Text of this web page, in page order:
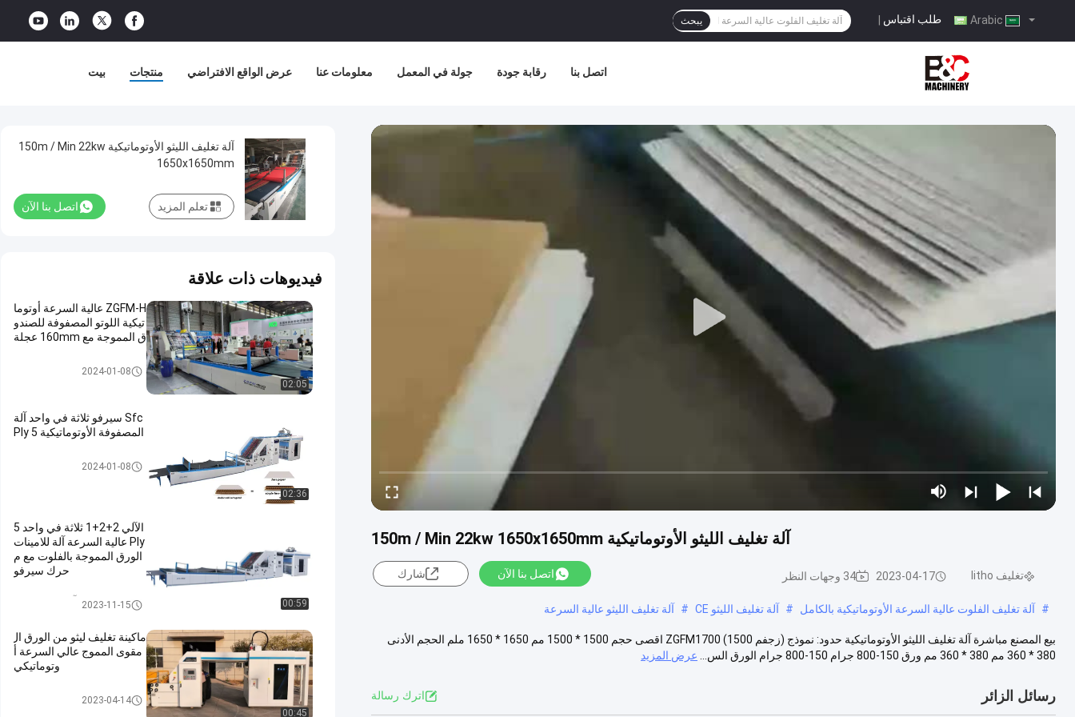
طلب اقتباس يبحث
بيت منتجات عرض الواقع الافتراضي معلومات عنا جولة في المعمل رقابة جودة اتصل بنا
آلة تغليف الليثو الأوتوماتيكية 150m / Min 22kw 1650x1650mm
تغليف litho 2023-04-17 34 وجهات النظر اتصل بنا الآن شارك
# آلة تغليف الفلوت عالية السرعة الأوتوماتيكية بالكامل # آلة تغليف الليثو CE # آلة تغليف الليثو عالية السرعة
بيع المصنع مباشرة آلة تغليف الليثو الأوتوماتيكية حدود: نموذج (زجفم 1500) ZGFM1700 اقصى حجم 1500 * 1500 مم 1650 * 1650 ملم الحجم الأدنى
380 * 360 مم 380 * 360 مم ورق 150-800 جرام 150-800 جرام الورق الس...
عرض المزيد
رسائل الزائر اترك رسالة
آلة تغليف الليثو الأوتوماتيكية 150m / Min 22kw
1650x1650mm
اتصل بنا الآن تعلم المزيد
فيديوهات ذات علاقة
02:05
ZGFM-H عالية السرعة أوتوما
تيكية اللوتو المصفوفة للصندو
ق المموجة مع 160mm عجلة
2024-01-08
02:36
Sfc سيرفو ثلاثة في واحد آلة
المصفوفة الأوتوماتيكية 5 Ply
2024-01-08
00:59
الآلي 2+2+1 ثلاثة في واحد 5
Ply عالية السرعة آلة للامينات
الورق المموجة بالفلوت مع م
حرك سيرفو
2023-11-15
00:45
ماكينة تغليف ليثو من الورق ال
مقوى المموج عالي السرعة أ
وتوماتيكي
2023-04-14